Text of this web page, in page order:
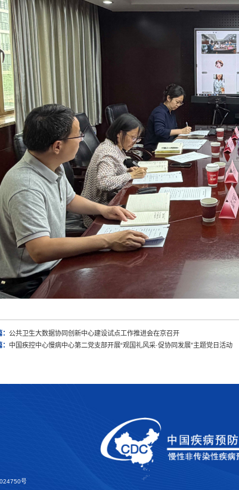
公共卫生大数据协同创新中心建设试点工作推进会在京召开
中国疾控中心慢病中心第二党支部开展“观国礼风采·促协同发展”主题党日活动
号